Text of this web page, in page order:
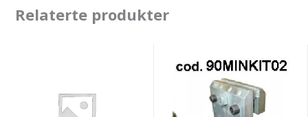
Relaterte produkter
composed
Spanesi
spesialklemmer